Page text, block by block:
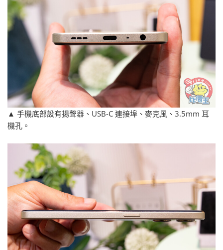
▲ 手機底部設有揚聲器、USB-C 連接埠、麥克風、3.5mm 耳
機孔。